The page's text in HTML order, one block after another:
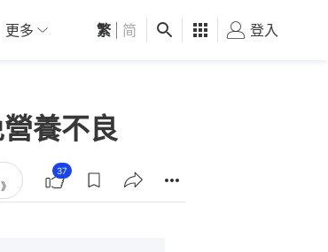
01深圳 觀點 健康 好食玩飛
更多 繁 简 登入
養不良
37